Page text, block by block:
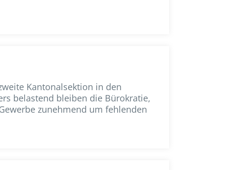
Kantonalsektion in den
belastend bleiben die Bürokratie,
zunehmend um fehlenden